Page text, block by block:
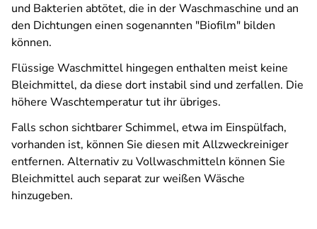
und Bakterien abtötet, die in der Waschmaschine und an
den Dichtungen einen sogenannten "Biofilm" bilden
können.
Flüssige Waschmittel hingegen enthalten meist keine
Bleichmittel, da diese dort instabil sind und zerfallen. Die
höhere Waschtemperatur tut ihr übriges.
Falls schon sichtbarer Schimmel, etwa im Einspülfach,
vorhanden ist, können Sie diesen mit Allzweckreiniger
entfernen. Alternativ zu Vollwaschmitteln können Sie
Bleichmittel auch separat zur weißen Wäsche
hinzugeben.